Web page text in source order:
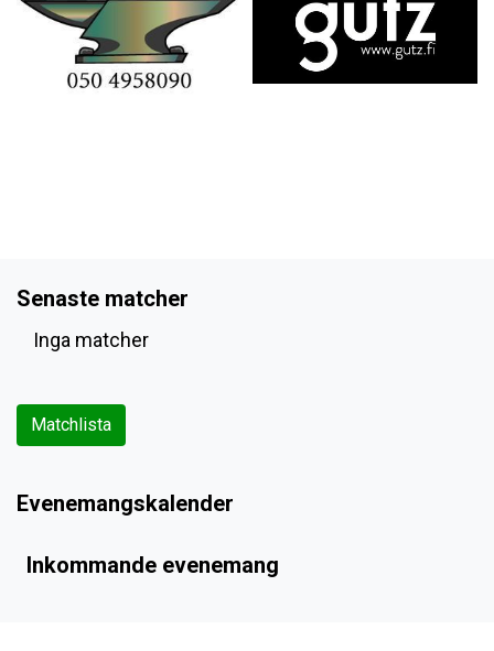
Senaste matcher
Inga matcher
Matchlista
Evenemangskalender
Inkommande evenemang